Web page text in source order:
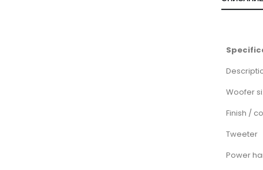
Woofer
Finish /
Tweeter
Power